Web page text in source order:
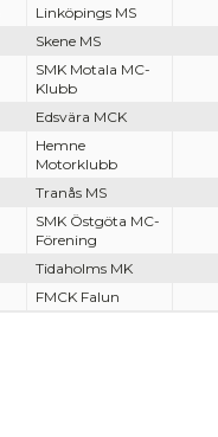
Linköpings MS
Skene MS
SMK Motala MC-
Klubb
Edsvära MCK
Hemne
Motorklubb
Tranås MS
SMK Östgöta MC-
Förening
Tidaholms MK
FMCK Falun